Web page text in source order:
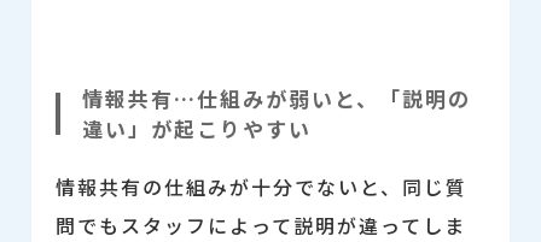
情報共有…仕組みが弱いと、「説明の
違い」が起こりやすい
情報共有の仕組みが十分でないと、同じ質
問でもスタッフによって説明が違ってしま